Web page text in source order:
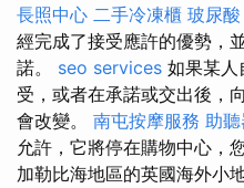
長照中心 二手冷凍櫃 玻尿酸
經完成了接受應許的優勢，
諾。 seo services 如果某人
受，或者在承諾或交出後，
會改變。 南屯按摩服務 助
允許，它將停在購物中心，
加勒比海地區的英國海外小